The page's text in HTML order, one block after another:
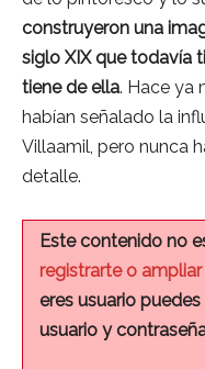
construyeron una
siglo XIX que todavía
tiene de ella. Hace ya
habían señalado la
Villaamil, pero nunca
detalle.
Este contenido no
registrarte o
eres usuario
usuario y